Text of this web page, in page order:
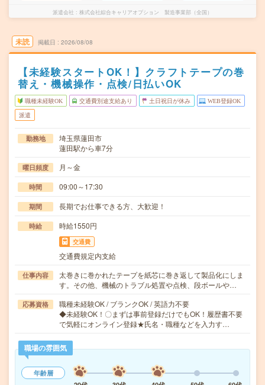
派遣会社 株式会社綜合キャリアオプション 製造事業部（全国）
未読 掲載日 2026/08/08
【未経験スタートOK！】クラフトテープの巻
替え・機械操作・点検/日払いOK
職種未経験OK 交通費別途支給あり 土日祝日が休み WEB登録OK
派遣
勤務地
埼玉県蓮田市
蓮田駅から車7分
曜日頻度 月～金
時間 09:00～17:30
期間 長期でお仕事できる方、大歓迎！
時給 時給1550円
交通費
交通費規定内支給
仕事内容
太巻きに巻かれたテープを紙芯に巻き返して製品化にしま
す。その他、機械のトラブル処置や点検、段ボールや…
応募資格
職種未経験OK / ブランクOK / 英語力不要
◆未経験OK！〇まずは事前登録だけでもOK！履歴書不要
で気軽にオンライン登録★氏名・職種などを入力す…
職場の雰囲気
年齢層